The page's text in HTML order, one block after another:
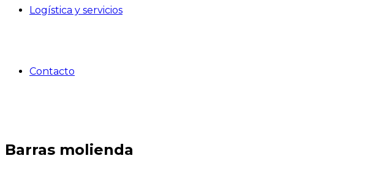
Logística y servicios
Contacto
Barras molienda